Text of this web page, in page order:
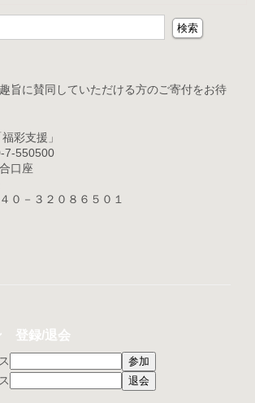
旨に賛同していただける方のご寄付をお待
福彩支援」
7-550500
口座
０－３２０８６５０１
登録/退会